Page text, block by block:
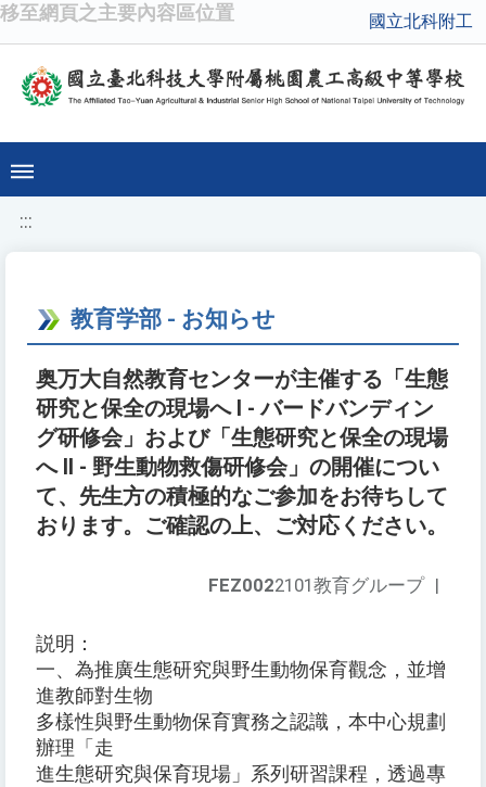
移至網頁之主要內容區位置 國立北科附工
:::
教育学部 - お知らせ
奥万大自然教育センターが主催する「生態
研究と保全の現場へ I - バードバンディン
グ研修会」および「生態研究と保全の現場
へ II - 野生動物救傷研修会」の開催につい
て、先生方の積極的なご参加をお待ちして
おります。ご確認の上、ご対応ください。
FEZ0022101教育グループ |
説明：
一、為推廣生態研究與野生動物保育觀念，並增
進教師對生物
多樣性與野生動物保育實務之認識，本中心規劃
辦理「走
進生態研究與保育現場」系列研習課程，透過專